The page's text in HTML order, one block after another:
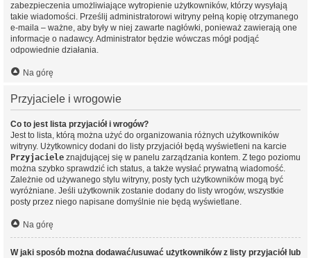
zabezpieczenia umożliwiające wytropienie użytkowników, którzy wysyłają
takie wiadomości. Prześlij administratorowi witryny pełną kopię otrzymanego
e-maila – ważne, aby były w niej zawarte nagłówki, ponieważ zawierają one
informacje o nadawcy. Administrator będzie wówczas mógł podjąć
odpowiednie działania.
Na górę
Przyjaciele i wrogowie
Co to jest lista przyjaciół i wrogów?
Jest to lista, którą można użyć do organizowania różnych użytkowników
witryny. Użytkownicy dodani do listy przyjaciół będą wyświetleni na karcie
Przyjaciele znajdującej się w panelu zarządzania kontem. Z tego poziomu
można szybko sprawdzić ich status, a także wysłać prywatną wiadomość.
Zależnie od używanego stylu witryny, posty tych użytkowników mogą być
wyróżniane. Jeśli użytkownik zostanie dodany do listy wrogów, wszystkie
posty przez niego napisane domyślnie nie będą wyświetlane.
Na górę
W jaki sposób można dodawać/usuwać użytkowników z listy przyjaciół lub